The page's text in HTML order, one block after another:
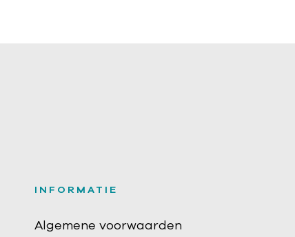
INFORMATIE
Algemene voorwaarden